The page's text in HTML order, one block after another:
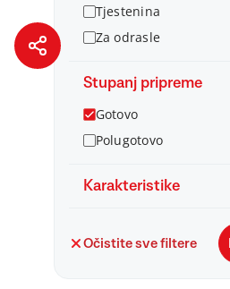
Tjestenina
Za odrasle
Stupanj pripreme
Gotovo
Polugotovo
Karakteristike
Očistite sve filtere